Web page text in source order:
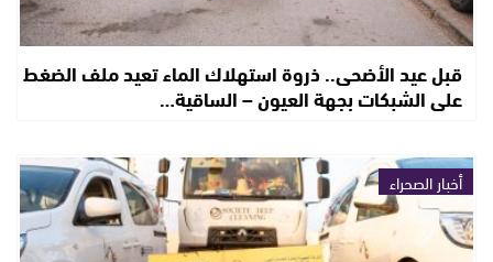
قبل عيد الأضحى.. ذروة استهلاك الماء تعيد ملف الضغط
على الشبكات بجهة العيون – الساقية…
أخبار الصحراء